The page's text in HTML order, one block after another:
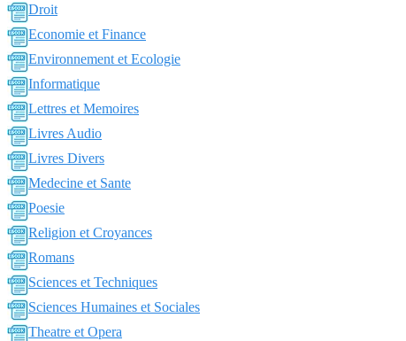
Droit
Economie et Finance
Environnement et Ecologie
Informatique
Lettres et Memoires
Livres Audio
Livres Divers
Medecine et Sante
Poesie
Religion et Croyances
Romans
Sciences et Techniques
Sciences Humaines et Sociales
Theatre et Opera